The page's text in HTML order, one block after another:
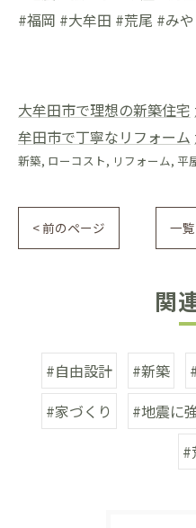
#福岡 #大牟田 #荒尾 #み
大牟田市で理想の新築住宅
牟田市で丁寧なリフォーム
新築 ローコスト リフォーム 平
< 前のページ 一
関
#自由設計 #新築
#家づくり
#地震に
#